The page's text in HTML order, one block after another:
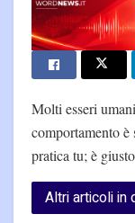
Molti esseri
comportamento
pratica tu; è
Altri articoli in